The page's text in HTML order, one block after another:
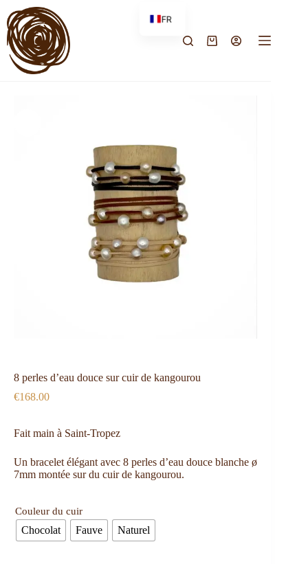
8 perles d’eau douce sur cuir de kangourou
€168.00
Fait main à Saint-Tropez
Un bracelet élégant avec 8 perles d’eau douce blanche ø
7mm montée sur du cuir de kangourou.
Couleur du cuir
Chocolat Fauve Naturel
FR